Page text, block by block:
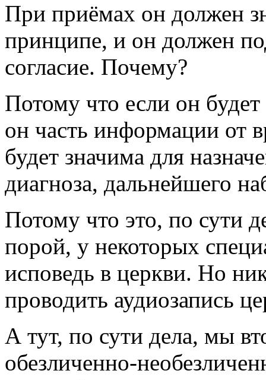
При приёмах он должен
принципе, и он должен
согласие. Почему?
Потому что если он будет
он часть информации от
будет значима для
диагноза, дальнейшего
Потому что это, по сути
порой, у некоторых
исповедь в церкви. Но
проводить аудиозапись
А тут, по сути дела, мы
обезличенно-